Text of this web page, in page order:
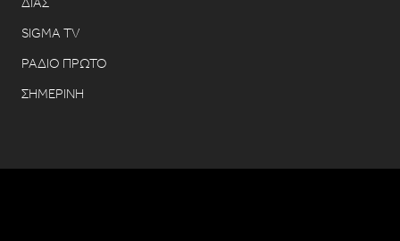
SIGMA TV
ΡΑΔΙΟ ΠΡΩΤΟ
ΣΗΜΕΡΙΝΗ